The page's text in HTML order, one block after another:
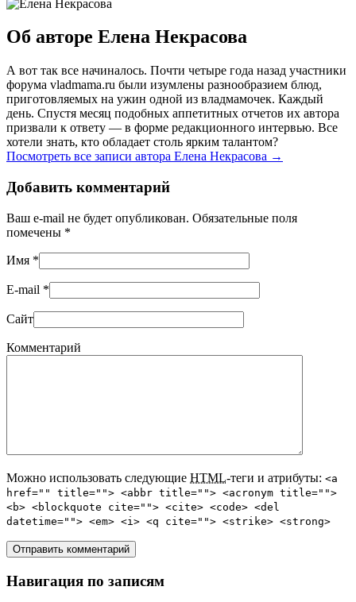
Об авторе Елена Некрасова
А вот так все начиналось. Почти четыре года назад участники
форума vladmama.ru были изумлены разнообразием блюд,
приготовляемых на ужин одной из владмамочек. Каждый
день. Спустя месяц подобных аппетитных отчетов их автора
призвали к ответу — в форме редакционного интервью. Все
хотели знать, кто обладает столь ярким талантом?
Посмотреть все записи автора Елена Некрасова →
Добавить комментарий
Ваш e-mail не будет опубликован. Обязательные поля
помечены *
Имя *
E-mail *
Сайт
Комментарий
Можно использовать следующие HTML-теги и атрибуты: <a
href="" title=""> <abbr title=""> <acronym title="">
<b> <blockquote cite=""> <cite> <code> <del
datetime=""> <em> <i> <q cite=""> <strike> <strong>
Навигация по записям